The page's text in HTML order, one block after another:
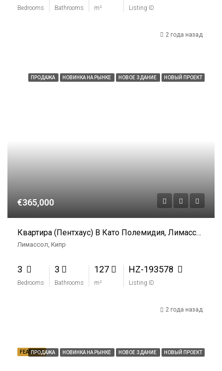
Bedrooms Bathrooms m² Listing ID
2 года назад
ПРОДАЖА НОВИНКА НА РЫНКЕ НОВОЕ ЗДАНИЕ НОВЫЙ ПРОЕКТ
€365,000
Квартира (Пентхаус) В Като Полемидия, Лимассол На Продажу
Лимассол, Кипр
3
Bedrooms
3
Bathrooms
127
m²
HZ-193578
Listing ID
2 года назад
FEATUREDПРОДАЖА НОВИНКА НА РЫНКЕ НОВОЕ ЗДАНИЕ НОВЫЙ ПРОЕКТ